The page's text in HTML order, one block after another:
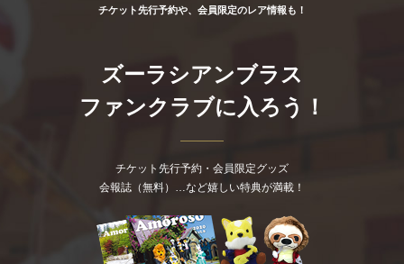
チケット先行予約や、会員限定のレア情報も！
ズーラシアンブラス
ファンクラブに入ろう！
チケット先行予約・会員限定グッズ
会報誌（無料）…など嬉しい特典が満載！